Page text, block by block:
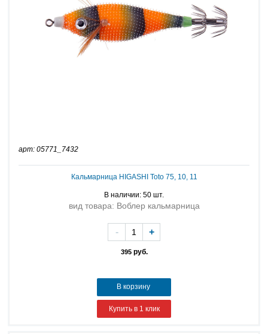
арт: 05771_7432
Кальмарница HIGASHI Toto 75, 10, 11
В наличии: 50 шт.
вид товара: Воблер кальмарница
395руб.
- +
В корзину
Купить в 1 клик